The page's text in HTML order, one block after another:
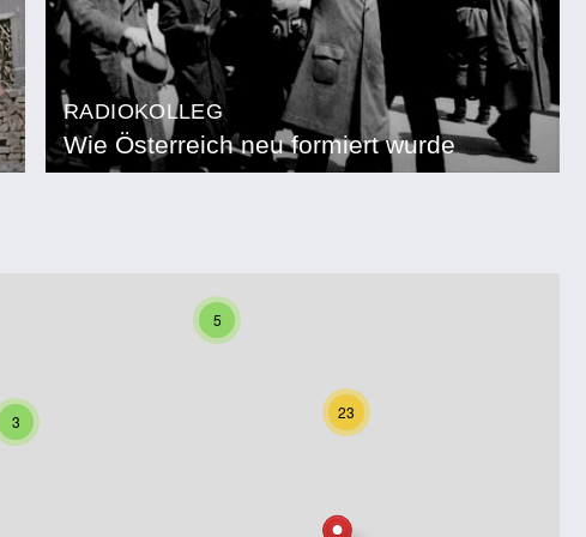
RADIOKOLLEG
Wie Österreich neu formiert wurde
5
23
3